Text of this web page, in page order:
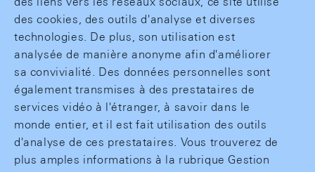
des cookies, des outils d'analyse et diverses
technologies. De plus, son utilisation est
analysée de manière anonyme afin d'améliorer
sa convivialité. Des données personnelles sont
également transmises à des prestataires de
services vidéo à l'étranger, à savoir dans le
monde entier, et il est fait utilisation des outils
d'analyse de ces prestataires. Vous trouverez de
plus amples informations à la rubrique Gestion